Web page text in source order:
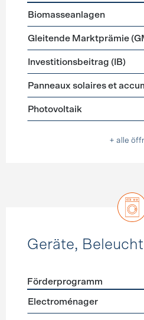
Förderprogramme
Biomasseanlagen
Gleitende Marktprämie
Investitionsbeitrag (IB)
Panneaux solaires et
Photovoltaik
+ alle
Geräte,
Förderprogramme
Förderprogramm
Electroménager